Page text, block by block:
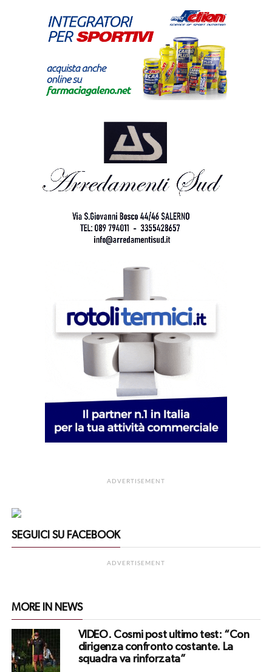
ADVERTISEMENT
SEGUICI SU FACEBOOK
ADVERTISEMENT
MORE IN NEWS
VIDEO. Cosmi post ultimo test: “Con
dirigenza confronto costante. La
squadra va rinforzata”